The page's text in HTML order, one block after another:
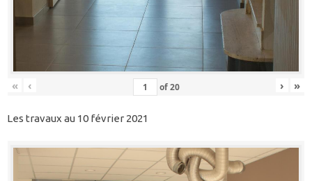
« ‹ of20 › »
Les travaux au 10 février 2021